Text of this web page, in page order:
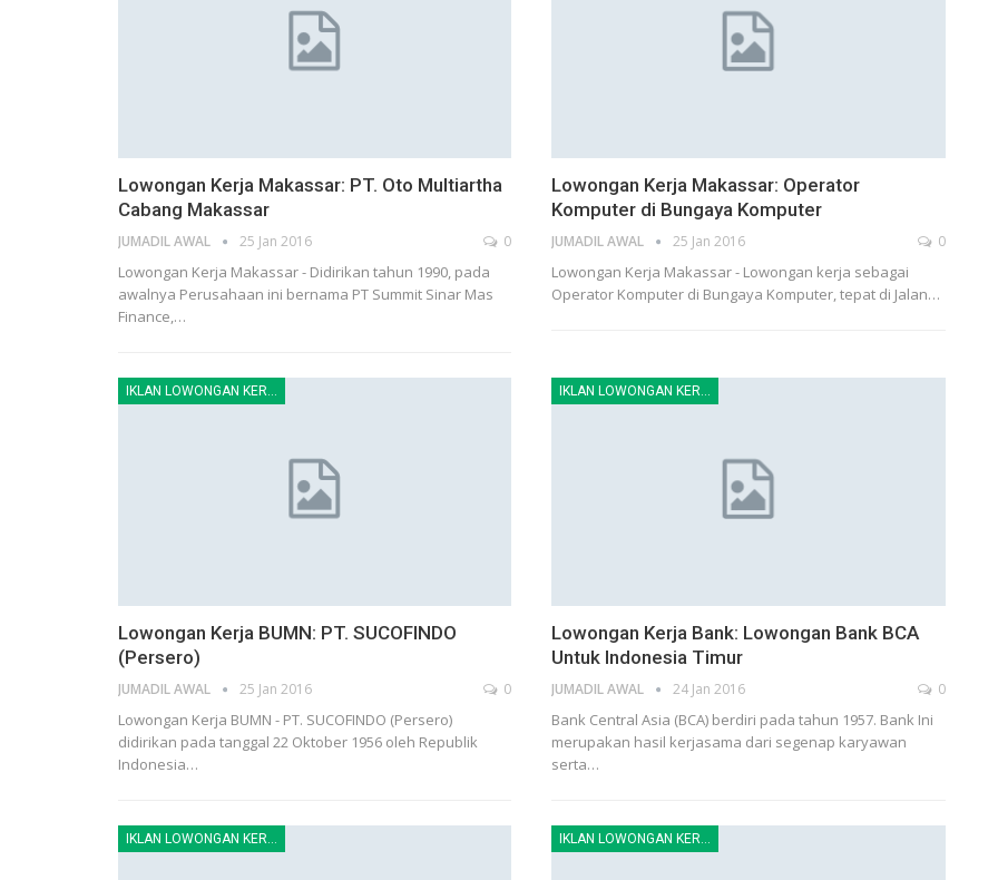
Lowongan Kerja Makassar: PT. Oto Multiartha
Cabang Makassar
JUMADIL AWAL 25 Jan 2016 0
Lowongan Kerja Makassar - Didirikan tahun 1990, pada
awalnya Perusahaan ini bernama PT Summit Sinar Mas
Finance,…
Lowongan Kerja Makassar: Operator
Komputer di Bungaya Komputer
JUMADIL AWAL 25 Jan 2016 0
Lowongan Kerja Makassar - Lowongan kerja sebagai
Operator Komputer di Bungaya Komputer, tepat di Jalan…
IKLAN LOWONGAN KERJA
Lowongan Kerja BUMN: PT. SUCOFINDO
(Persero)
JUMADIL AWAL 25 Jan 2016 0
Lowongan Kerja BUMN - PT. SUCOFINDO (Persero)
didirikan pada tanggal 22 Oktober 1956 oleh Republik
Indonesia…
IKLAN LOWONGAN KERJA
Lowongan Kerja Bank: Lowongan Bank BCA
Untuk Indonesia Timur
JUMADIL AWAL 24 Jan 2016 0
Bank Central Asia (BCA) berdiri pada tahun 1957. Bank Ini
merupakan hasil kerjasama dari segenap karyawan
serta…
IKLAN LOWONGAN KERJA IKLAN LOWONGAN KERJA